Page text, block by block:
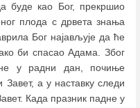
буде као Бог, прекршио
плода с дрвета знања
Бог најављује да ће
би спасао Адама. Због
у радни дан, почиње
Завет, а у наставку следи
Када празник падне у